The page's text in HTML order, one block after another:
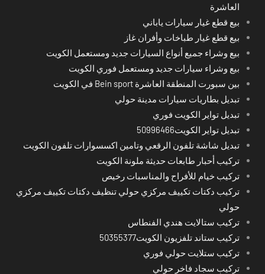
العاشرة
بيع قطع غيار سيارات ياباني
بيع قطع غيار طباخات وأفران غاز
بيع وشراء جميع أنواع السيارات جديد ومستعمل الكويت
بيع وشراء سيارات جديد ومستعمل فوري الكويت
بين سبورت المنطقة العاشرة Bein sport في الكويت
تبديل بطاريات سيارات مدينة حولي
تبديل تواير الكويت فوري
تبديل تواير الكويت50996466
تبديل شاشة تلفون الرقعي وتامين اكسسوارات تلفون الكويت
تركيب أحبار طابعات حديثة ملونة الكويت
تركيب خيام للأفراح والمناسبات رخيص
تركيب دكتات تكييف مركزي حولي تنظيف دكتات تكييف مركزي
حولي
تركيب ستالايت هندي الفنطاس
تركيب ستاند تلفزيون الكويت50355377
تركيب ستلايت حولي فوري
تركيب سجاد فاخر حولي